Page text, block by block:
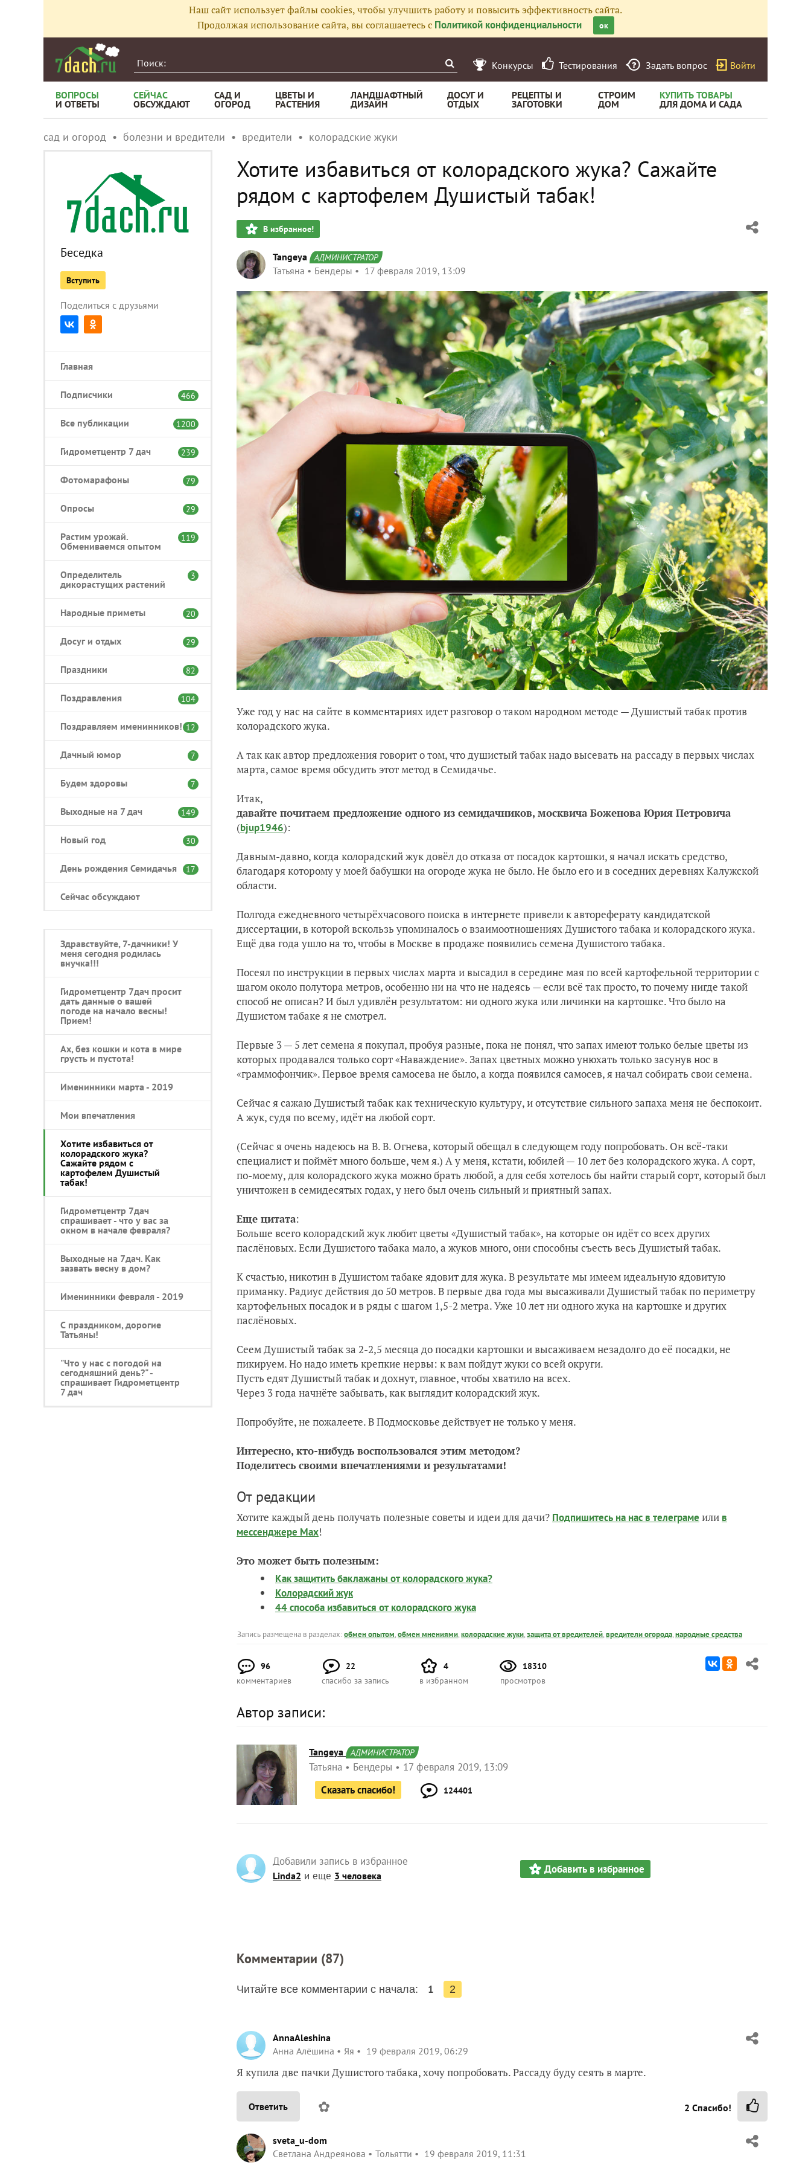
Наш сайт использует файлы cookies, чтобы улучшить работу и повысить эффективность сайта.
Продолжая использование сайта, вы соглашаетесь с Политикой конфиденциальности ок
Конкурсы Тестирования Задать вопрос Войти
ВОПРОСЫ
И ОТВЕТЫ
СЕЙЧАС
ОБСУЖДАЮТ
САД И
ОГОРОД
ЦВЕТЫ И
РАСТЕНИЯ
ЛАНДШАФТНЫЙ
ДИЗАЙН
ДОСУГ И
ОТДЫХ
РЕЦЕПТЫ И
ЗАГОТОВКИ
СТРОИМ
ДОМ
КУПИТЬ ТОВАРЫ
ДЛЯ ДОМА И САДА
сад и огород болезни и вредители вредители колорадские жуки
Беседка
Вступить
Поделиться с друзьями
Главная
Подписчики 466
Все публикации 1200
Гидрометцентр 7 дач 239
Фотомарафоны 79
Опросы 29
Растим урожай.
Обмениваемся опытом
119
Определитель
дикорастущих растений
3
Народные приметы 20
Досуг и отдых 29
Праздники 82
Поздравления 104
Поздравляем именинников! 12
Дачный юмор 7
Будем здоровы 7
Выходные на 7 дач 149
Новый год 30
День рождения Семидачья 17
Сейчас обсуждают
Здравствуйте, 7-дачники! У
меня сегодня родилась
внучка!!!
Гидрометцентр 7дач просит
дать данные о вашей
погоде на начало весны!
Прием!
Ах, без кошки и кота в мире
грусть и пустота!
Именинники марта - 2019
Мои впечатления
Хотите избавиться от
колорадского жука?
Сажайте рядом с
картофелем Душистый
табак!
Гидрометцентр 7дач
спрашивает - что у вас за
окном в начале февраля?
Выходные на 7дач. Как
зазвать весну в дом?
Именинники февраля - 2019
С праздником, дорогие
Татьяны!
"Что у нас с погодой на
сегодняшний день?" -
спрашивает Гидрометцентр
7 дач
Хотите избавиться от колорадского жука? Сажайте
рядом с картофелем Душистый табак!
В избранное!
Tangeya АДМИНИСТРАТОР
Татьяна Бендеры 17 февраля 2019, 13:09
Уже год у нас на сайте в комментариях идет разговор о таком народном методе — Душистый табак против
колорадского жука.
А так как автор предложения говорит о том, что душистый табак надо высевать на рассаду в первых числах
марта, самое время обсудить этот метод в Семидачье.
Итак,
давайте почитаем предложение одного из семидачников, москвича Боженова Юрия Петровича
(bjup1946):
Давным-давно, когда колорадский жук довёл до отказа от посадок картошки, я начал искать средство,
благодаря которому у моей бабушки на огороде жука не было. Не было его и в соседних деревнях Калужской
области.
Полгода ежедневного четырёхчасового поиска в интернете привели к автореферату кандидатской
диссертации, в которой вскользь упоминалось о взаимоотношениях Душистого табака и колорадского жука.
Ещё два года ушло на то, чтобы в Москве в продаже появились семена Душистого табака.
Посеял по инструкции в первых числах марта и высадил в середине мая по всей картофельной территории с
шагом около полутора метров, особенно ни на что не надеясь — если всё так просто, то почему нигде такой
способ не описан? И был удивлён результатом: ни одного жука или личинки на картошке. Что было на
Душистом табаке я не смотрел.
Первые 3 — 5 лет семена я покупал, пробуя разные, пока не понял, что запах имеют только белые цветы из
которых продавался только сорт «Наваждение». Запах цветных можно унюхать только засунув нос в
«граммофончик». Первое время самосева не было, а когда появился самосев, я начал собирать свои семена.
Сейчас я сажаю Душистый табак как техническую культуру, и отсутствие сильного запаха меня не беспокоит.
А жук, судя по всему, идёт на любой сорт.
(Сейчас я очень надеюсь на В. В. Огнева, который обещал в следующем году попробовать. Он всё-таки
специалист и поймёт много больше, чем я.) А у меня, кстати, юбилей — 10 лет без колорадского жука. А сорт,
по-моему, для колорадского жука можно брать любой, а для себя хотелось бы найти старый сорт, который был
уничтожен в семидесятых годах, у него был очень сильный и приятный запах.
Еще цитата:
Больше всего колорадский жук любит цветы «Душистый табак», на которые он идёт со всех других
паслёновых. Если Душистого табака мало, а жуков много, они способны съесть весь Душистый табак.
К счастью, никотин в Душистом табаке ядовит для жука. В результате мы имеем идеальную ядовитую
приманку. Радиус действия до 50 метров. В первые два года мы высаживали Душистый табак по периметру
картофельных посадок и в ряды с шагом 1,5-2 метра. Уже 10 лет ни одного жука на картошке и других
паслёновых.
Сеем Душистый табак за 2-2,5 месяца до посадки картошки и высаживаем незадолго до её посадки, не
пикируем. Но надо иметь крепкие нервы: к вам пойдут жуки со всей округи.
Пусть едят Душистый табак и дохнут, главное, чтобы хватило на всех.
Через 3 года начнёте забывать, как выглядит колорадский жук.
Попробуйте, не пожалеете. В Подмосковье действует не только у меня.
Интересно, кто-нибудь воспользовался этим методом?
Поделитесь своими впечатлениями и результатами!
От редакции
Хотите каждый день получать полезные советы и идеи для дачи? Подпишитесь на нас в телеграме или в
мессенджере Max!
Это может быть полезным:
Как защитить баклажаны от колорадского жука?
Колорадский жук
44 способа избавиться от колорадского жука
Запись размещена в разделах:обмен опытом,обмен мнениями,колорадские жуки,защита от вредителей,вредители огорода,народные средства
96
комментариев
22
спасибо за запись
4
в избранном
18310
просмотров
Автор записи:
Tangeya АДМИНИСТРАТОР
Татьяна Бендеры
17 февраля 2019, 13:09
Сказать спасибо!
124401
Добавили запись в избранное
Linda2 и еще 3 человека Добавить в избранное
Комментарии (87)
Читайте все комментарии с начала: 1 2
AnnaAleshina
Анна Алёшина
Яя 19 февраля 2019, 06:29
Я купила две пачки Душистого табака, хочу попробовать. Рассаду буду сеять в марте.
Ответить ✿ 2 Спасибо!
sveta_u-dom
Светлана Андреянова
Тольятти 19 февраля 2019, 11:31